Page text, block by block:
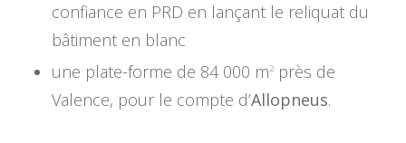
confiance en PRD en lançant le reliquat du
bâtiment en blanc
une plate-forme de 84 000 m2près de
Valence, pour le compte d’Allopneus.